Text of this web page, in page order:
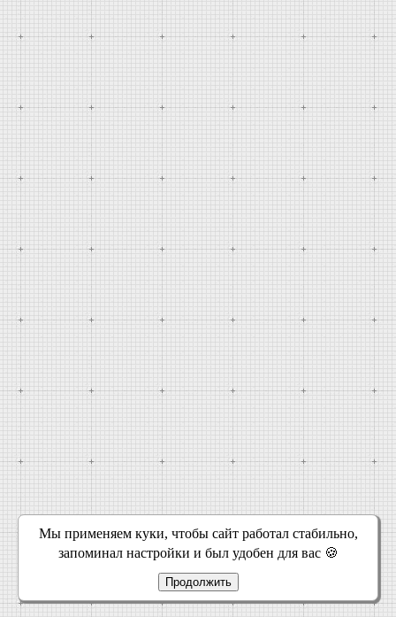
Мы применяем куки, чтобы сайт работал стабильно,
запоминал настройки и был удобен для вас 🍪
Продолжить